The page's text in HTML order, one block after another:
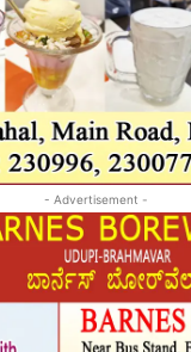
- Advertisement -